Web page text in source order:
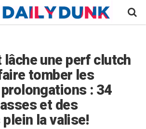
une perf clutch
tomber les
: 34
et des
la valise!